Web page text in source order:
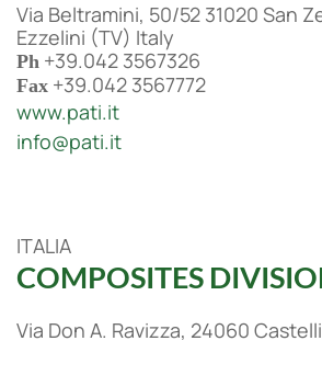
Via Beltramini, 50/52 31020 San
Ezzelini (TV) Italy
Ph +39.042 3567326
Fax +39.042 3567772
www.pati.it
info@pati.it
ITALIA
COMPOSITES
Via Don A. Ravizza, 24060